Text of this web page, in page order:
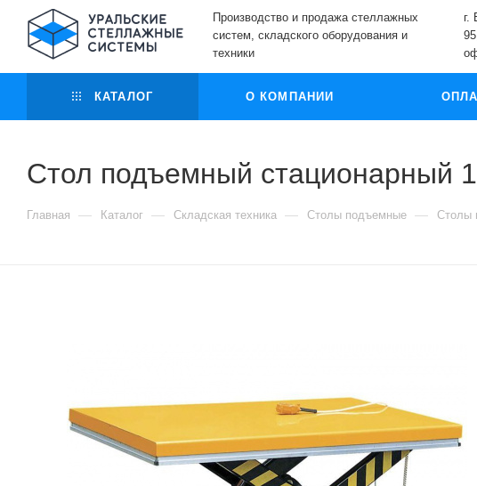
Производство и продажа стеллажных
систем, складского оборудования и
техники
г.
КАТАЛОГ О КОМПАНИИ
Стол подъемный стационарный
Главная — Каталог — Складская техника — Столы подъемные — Столы